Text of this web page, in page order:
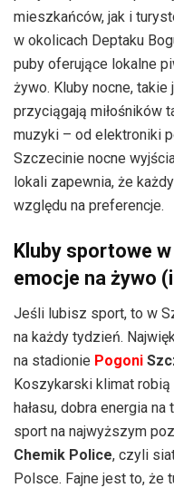
mieszkańców, jak i
w okolicach Deptaku
puby oferujące lokalne
żywo. Kluby nocne,
przyciągają miłośników
muzyki – od elektroniki
Szczecinie nocne
lokali zapewnia, że
względu na preferencje.
Kluby sportowe
emocje na żywo
Jeśli lubisz sport, to w
na każdy tydzień.
na stadionie Pogoni
Koszykarski klimat robią
hałasu, dobra energia
sport na najwyższym
Chemik Police, czyli
Polsce. Fajne jest to, że